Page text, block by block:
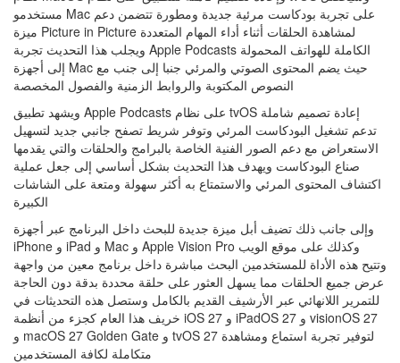
مستخدمو Mac على تجربة بودكاست مرئية جديدة ومطورة تتضمن دعم
ميزة Picture in Picture لمشاهدة الحلقات أثناء أداء المهام المتعددة
ويجلب هذا التحديث تجربة Apple Podcasts الكاملة للهواتف المحمولة
إلى أجهزة Mac حيث يضم المحتوى الصوتي والمرئي جنبا إلى جنب مع
النصوص المكتوبة والروابط الزمنية والفصول المخصصة
ويشهد تطبيق Apple Podcasts على نظام tvOS إعادة تصميم شاملة
تدعم تشغيل البودكاست المرئي وتوفر شريط تصفح جانبي جديد لتسهيل
الاستعراض مع دعم الصور الفنية الخاصة بالبرامج والحلقات والتي يقدمها
صناع البودكاست ويهدف هذا التحديث بشكل أساسي إلى جعل عملية
اكتشاف المحتوى المرئي والاستمتاع به أكثر سهولة ومتعة على الشاشات
الكبيرة
وإلى جانب ذلك تضيف أبل ميزة جديدة للبحث داخل البرنامج عبر أجهزة
iPhone و iPad و Mac و Apple Vision Pro وكذلك على موقع الويب
وتتيح هذه الأداة للمستخدمين البحث مباشرة داخل برنامج معين من واجهة
عرض جميع الحلقات مما يسهل العثور على حلقة محددة بدقة دون الحاجة
للتمرير اللانهائي عبر الأرشيف القديم بالكامل وستصل هذه التحديثات في
خريف هذا العام كجزء من أنظمة iOS 27 و iPadOS 27 و visionOS 27
و macOS 27 Golden Gate و tvOS 27 لتوفير تجربة استماع ومشاهدة
متكاملة لكافة المستخدمين